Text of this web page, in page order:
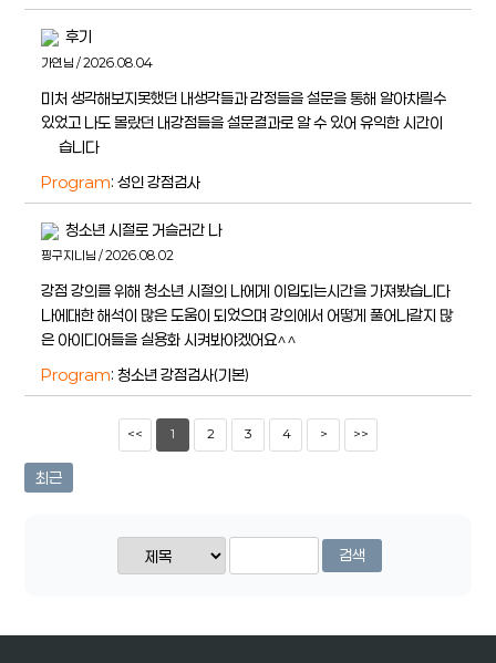
후기
가연님 / 2026.08.04
미처 생각해보지못했던 내생각들과 감정들을 설문을 통해 알아차릴수
있었고 나도 몰랐던 내강점들을 설문결과로 알 수 있어 유익한 시간이
얶습니다
Program: 성인 강점검사
청소년 시절로 거슬러간 나
핑구지니님 / 2026.08.02
강점 강의를 위해 청소년 시절의 나에게 이입되는시간을 가져봤습니다
나에대한 해석이 많은 도움이 되었으며 강의에서 어떻게 풀어나갈지 많
은 아이디어들을 실용화 시켜봐야겠어요^^
Program: 청소년 강점검사(기본)
<< 1 2 3 4 > >>
최근
검색